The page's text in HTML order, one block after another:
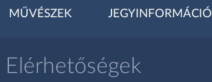
MŰVÉSZEK JEGYINFORMÁCIÓ
Elérhetőségek